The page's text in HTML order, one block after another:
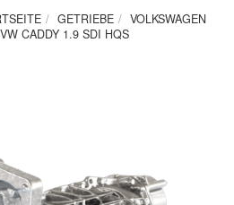
GETRIEBE
VOLKSWAGEN
VW CADDY 1.9 SDI HQS